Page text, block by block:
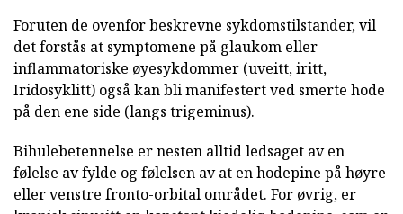
Foruten de ovenfor beskrevne sykdomstilstander, vil
det forstås at symptomene på glaukom eller
inflammatoriske øyesykdommer (uveitt, iritt,
Iridosyklitt) også kan bli manifestert ved smerte hode
på den ene side (langs trigeminus).
Bihulebetennelse er nesten alltid ledsaget av en
følelse av fylde og følelsen av at en hodepine på høyre
eller venstre fronto-orbital området. For øvrig, er